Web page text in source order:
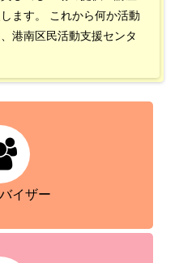
ます。 これから何か活動
港南区民活動支援センタ
イザー